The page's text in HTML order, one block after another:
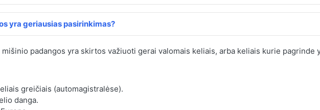
yra geriausias pasirinkimas?
padangos yra skirtos važiuoti gerai valomais keliais, arba keliais kurie pagrinde
greičiais (automagistralėse).
danga.